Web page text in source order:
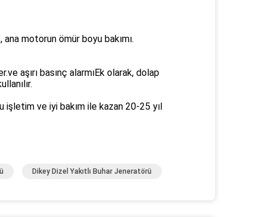
motorun ömür boyu bakımı.
aşırı basınç alarmıEk olarak, dolap
işletim ve iyi bakım ile kazan 20-25 yıl
Dikey Dizel Yakıtlı Buhar Jeneratörü